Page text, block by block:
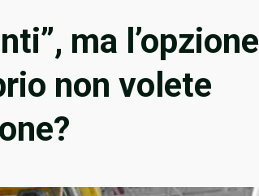
ma l’opzione
non volete